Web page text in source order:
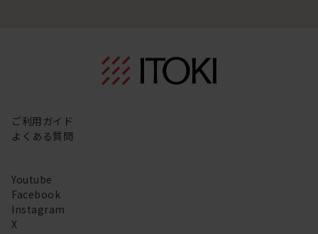
ご利用ガイド
よくある質問
Youtube
Facebook
Instagram
X